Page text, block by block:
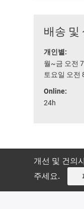
배송 및
개인별:
월~금 오전
토요일 오전
Online:
24h
개선 및 건의
주세요.